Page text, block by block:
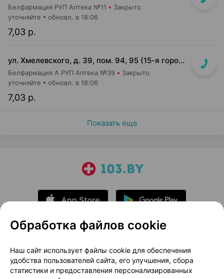
Белфармация РУП Аптека №11 Закрыто
7,03 р.
уточняйте обновл. в 18:06
ул. Хмелевского, д. 39, пом. 94, 95 (15-я городская п-ка)
Белфармация А РУП Аптека №39 Закрыто
7,03 р.
уточняйте обновл. в 18:06
Показать еще
О проекте
Новости проекта
Размещение рекламы
Медицинский маркетинг
Публичный договор
Доставка
Обработка файлов cookie
Наш сайт использует файлы cookie для обеспечения
удобства пользователей сайта, его улучшения, сбора
статистики и предоставления персонализированных